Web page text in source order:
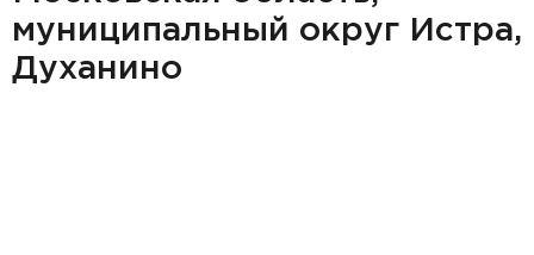
муниципальный округ Истра,
Духанино